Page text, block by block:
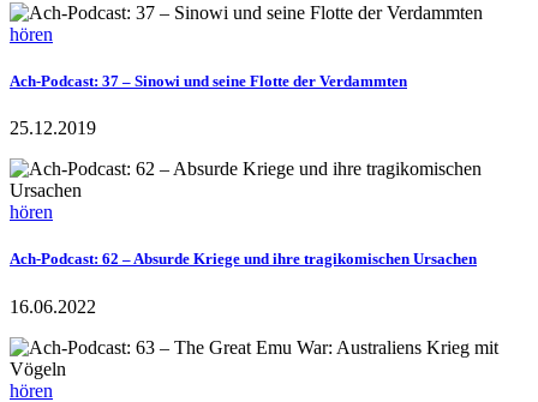
hören
Ach-Podcast: 37 – Sinowi und seine Flotte der Verdammten
25.12.2019
hören
Ach-Podcast: 62 – Absurde Kriege und ihre tragikomischen Ursachen
16.06.2022
hören